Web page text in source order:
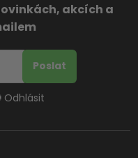
akcích a
Odhlásit